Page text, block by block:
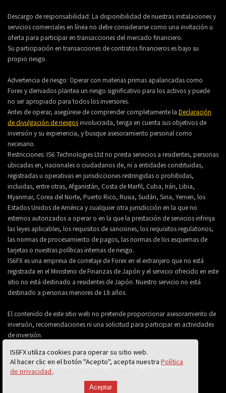
IS6FX utiliza cookies para operar su sitio web.
Al hacer clic en el botón "Acepto", acepta nuestra Política
de privacidad .
Aceptar
Descargo de responsabilidad: La disponibilidad de nuestras instalaciones y
servicios comerciales en línea no debe considerarse como una invitación u
oferta para participar en transacciones del mercado financiero.
Su participación en transacciones de contratos financieros es bajo su
propio riesgo.
Advertencia de riesgo: Operar con materias primas apalancadas como
Forex y derivados plantea un riesgo significativo para los activos y puede
no ser apropiado para todos los inversores.
Antes de operar, asegúrese de comprender completamente la Declaración
de divulgación de riesgosinvolucrada, tenga en cuenta sus objetivos de
inversión y su experiencia, y busque asesoramiento personal como
necesario.
Restricciones: IS6 Technologies Ltd no presta servicios a residentes, personas
ubicadas en, nacionales o ciudadanos de, ni a entidades constituidas,
registradas u operativas en jurisdicciones restringidas o prohibidas,
incluidas, entre otras, Afganistán, Costa de Marfil, Cuba, Irán, Libia,
Myanmar, Corea del Norte, Puerto Rico, Rusia, Sudán, Siria, Yemen, los
Estados Unidos de América y cualquier otra jurisdicción en la que no
estemos autorizados a operar o en la que la prestación de servicios infrinja
las leyes aplicables, los requisitos de sanciones, los requisitos regulatorios,
las normas de procesamiento de pagos, las normas de los esquemas de
tarjetas o nuestras políticas internas de riesgo.
IS6FX es una empresa de corretaje de Forex en el extranjero que no está
registrada en el Ministerio de Finanzas de Japón y el servicio ofrecido en este
sitio no está destinado a residentes de Japón. Nuestro servicio no está
destinado a personas menores de 18 años.
El contenido de este sitio web no pretende proporcionar asesoramiento de
inversión, recomendaciones ni una solicitud para participar en actividades
de inversión.
© 2026 IS6 Technologies Ltd All Rights Reserved.